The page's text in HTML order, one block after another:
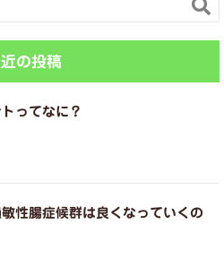

の投稿
ってなに？
性腸症候群は良くなっていくの